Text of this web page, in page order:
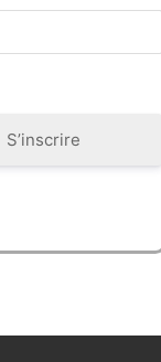
S’inscrire